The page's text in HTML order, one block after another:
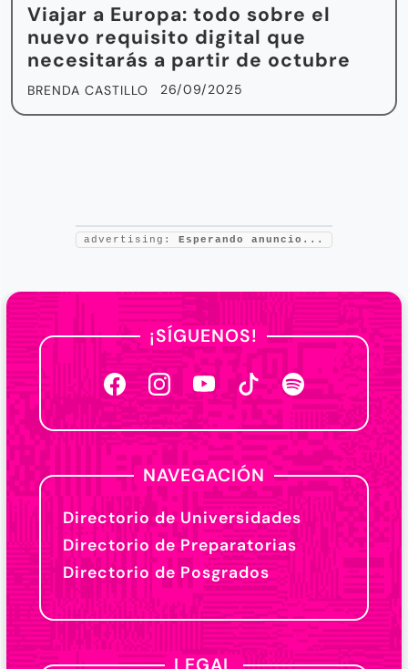
Viajar a Europa: todo sobre el
nuevo requisito digital que
necesitarás a partir de octubre
BRENDA CASTILLO 26/09/2025
advertising: Esperando anuncio...
¡SÍGUENOS!
NAVEGACIÓN
Directorio de Universidades
Directorio de Preparatorias
Directorio de Posgrados